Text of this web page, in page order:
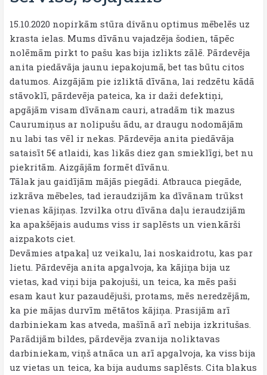
15.10.2020 nopirkām stūra dîvānu optimus mēbelēs uz
krasta ielas. Mums dīvānu vajadzēja šodien, tāpēc
nolēmām pirkt to pašu kas bija izlikts zālē. Pārdevēja
anita piedāvāja jaunu iepakojumā, bet tas būtu citos
datumos. Aizgājām pie izliktā dīvāna, lai redzētu kādā
stāvoklī, pārdevēja pateica, ka ir daži defektiņi,
apgājām visam dīvānam cauri, atradām tik mazus
Caurumiņus ar nolipušu ādu, ar draugu nodomājām
nu labi tas vēl ir nekas. Pārdevēja anita piedāvāja
sataisīt 5€ atlaidi, kas likās diez gan smieklīgi, bet nu
piekritām. Aizgājām formēt dīvānu.
Tālak jau gaidījām mājās piegādi. Atbrauca piegāde,
izkrāva mēbeles, tad ieraudzijām ka dīvānam trūkst
vienas kājiņas. Izvilka otru dīvāna daļu ieraudzijām
ka apakšējais audums viss ir saplēsts un vienkārši
aizpakots ciet.
Devāmies atpakaļ uz veikalu, lai noskaidrotu, kas par
lietu. Pārdevēja anita apgalvoja, ka kājiņa bija uz
vietas, kad viņi bija pakojuši, un teica, ka mēs paši
esam kaut kur pazaudējuši, protams, mēs neredzējām,
ka pie mājas durvīm mētātos kājiņa. Prasijām arī
darbiniekam kas atveda, mašīnā arī nebija izkritušas.
Parādijām bildes, pārdevēja zvanija noliktavas
darbiniekam, viņš atnāca un arī apgalvoja, ka viss bija
uz vietas un teica, ka bija audums saplēsts. Cita blakus